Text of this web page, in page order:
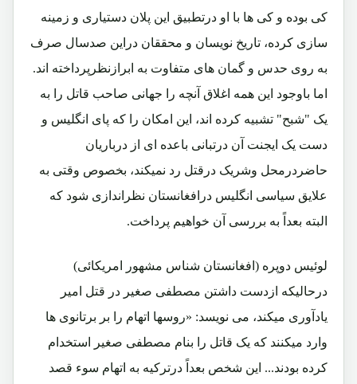
کی بوده و کی ها با او درتطبیق این پلان دستیاری و زمینه
سازی کرده، تاریخ نویسان و محققان دراین صدسال صرف
به روی حدس و گمان های متفاوت به ابرازنظرپرداخته اند.
اما باوجود این همه اغلاق آنچه را جهانی صاحب قاتل را به
یک "شبح" تشبیه کرده اند، این امکان را که پای انگلیس و
دست یک ایجنت آن درتبانی باعده ای از درباریان
حاضردرمحل وشریک درقتل رد نمیکند، بخصوص وقتی به
علایق سیاسی انگلیس درافغانستان نظراندازی شود که
البته بعداً به بررسی آن خواهیم پرداخت.
لوئیس دوپره (افغانستان شناس مشهور امریکائی)
درحالیکه ازدست داشتن مصطفی صغیر در قتل امیر
یادآوری میکند، می نویسد: «روسها اتهام را بر برتانوی ها
وارد میکنند که یک قاتل را بنام مصطفی صغیر استخدام
کرده بودند... این شخص بعداً درترکیه به اتهام سوء قصد